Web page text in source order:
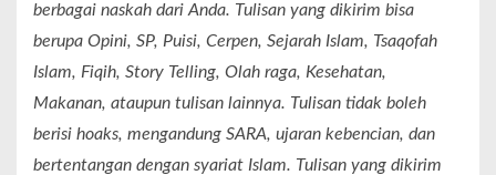
berbagai naskah dari Anda. Tulisan yang dikirim bisa
berupa Opini, SP, Puisi, Cerpen, Sejarah Islam, Tsaqofah
Islam, Fiqih, Story Telling, Olah raga, Kesehatan,
Makanan, ataupun tulisan lainnya. Tulisan tidak boleh
berisi hoaks, mengandung SARA, ujaran kebencian, dan
bertentangan dengan syariat Islam. Tulisan yang dikirim